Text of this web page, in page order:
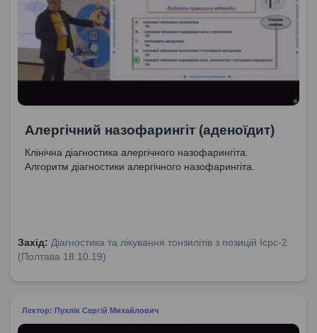
Алергічний назофарингіт (аденоїдит)
Клінічна діагностика алергічного назофарингіта.
Алгоритм діагностики алергічного назофарингіта.
Захід: Діагностика та лікування тонзилітів з позицій Icpc-2
(Полтава 18.10.19)
Лектор: Пухлік Сергій Михайлович